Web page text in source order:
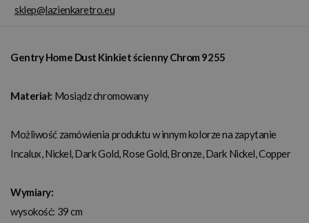
sklep@lazienkaretro.eu
Gentry Home Dust Kinkiet ścienny Chrom 9255
Materiał: Mosiądz chromowany
Możliwość zamówienia produktu w innym kolorze na zapytanie
Incalux, Nickel, Dark Gold, Rose Gold, Bronze, Dark Nickel, Copper
Wymiary:
wysokość: 39 cm